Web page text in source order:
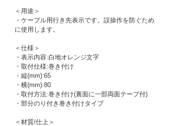
＜用途＞
・ケーブル用行き先表示です。誤操作を防ぐため
に使用します。
＜仕様＞
・表示内容:白地オレンジ文字
・取付仕様:巻き付け
・縦(mm):65
・横(mm):80
・取付方法:巻き付け(裏面に一部両面テープ付)
・部分のり付き巻き付けタイプ
＜材質/仕上＞